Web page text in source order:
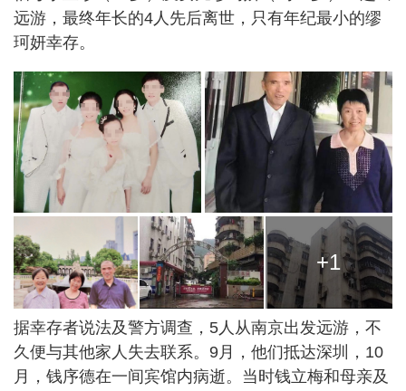
远游，最终年长的4人先后离世，只有年纪最小的缪
珂妍幸存。
+1
据幸存者说法及警方调查，5人从南京出发远游，不
久便与其他家人失去联系。9月，他们抵达深圳，10
月，钱序德在一间宾馆内病逝。当时钱立梅和母亲及